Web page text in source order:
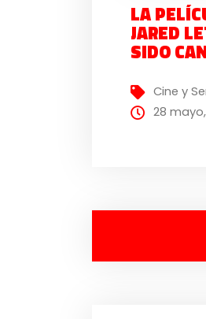
LA
JARED
SIDO
Cine y
28 mayo,